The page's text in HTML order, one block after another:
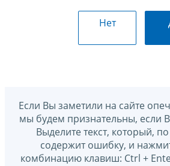
Нет
Если Вы заметили на сайте
мы будем признательны, если
Выделите текст, который,
содержит ошибку, и
комбинацию клавиш: Ctrl +